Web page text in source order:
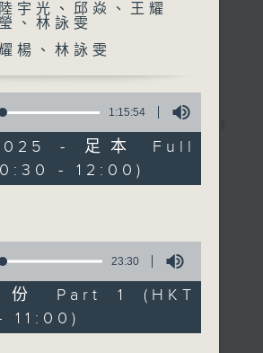
目嗎?
，每週陪你漫遊《十萬八千里》。
更多...
宇光、邱焱、王耀
、林詠雯
楊、林詠雯
1:15:54
- 足本 Full
- 12:00)
23:30
份 Part 1 (HKT
11:00)